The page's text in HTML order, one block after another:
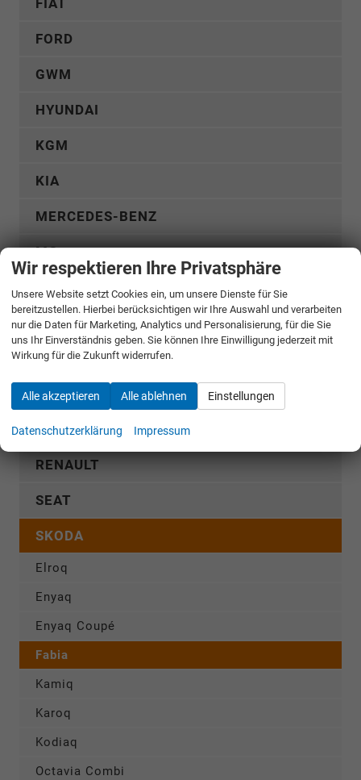
FIAT
FORD
GWM
HYUNDAI
KGM
KIA
MERCEDES-BENZ
MG
MITSUBISHI
NISSAN
OMODA
OPEL
PEUGEOT
RENAULT
SEAT
SKODA
Elroq
Enyaq
Enyaq Coupé
Fabia
Kamiq
Karoq
Kodiaq
Octavia Combi
Wir respektieren Ihre Privatsphäre
Unsere Website setzt Cookies ein, um unsere Dienste für Sie
bereitzustellen. Hierbei berücksichtigen wir Ihre Auswahl und verarbeiten
nur die Daten für Marketing, Analytics und Personalisierung, für die Sie
uns Ihr Einverständnis geben. Sie können Ihre Einwilligung jederzeit mit
Wirkung für die Zukunft widerrufen.
Alle akzeptieren Alle ablehnen Einstellungen
Datenschutzerklärung Impressum